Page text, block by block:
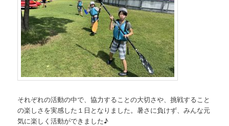
それぞれの活動の中で、協力することの大切さや、挑戦すること
の楽しさを実感した１日となりました。暑さに負けず、みんな元
気に楽しく活動ができました♪